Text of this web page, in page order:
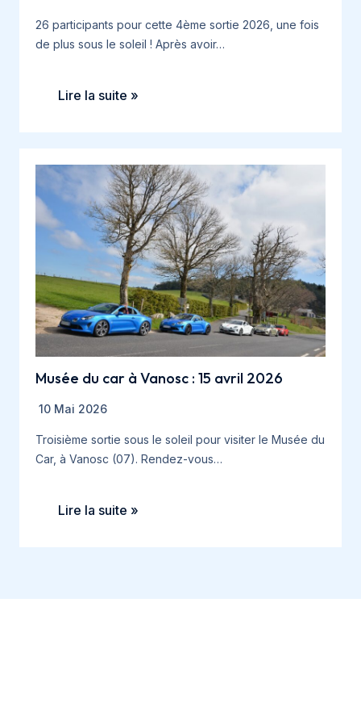
26 participants pour cette 4ème sortie 2026, une fois
de plus sous le soleil ! Après avoir…
Lire la suite »
Musée du car à Vanosc : 15 avril 2026
10 Mai 2026
Troisième sortie sous le soleil pour visiter le Musée du
Car, à Vanosc (07). Rendez-vous…
Lire la suite »